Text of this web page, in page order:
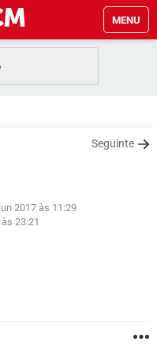
MENU
Seguinte
2017 às 11:29
23:21